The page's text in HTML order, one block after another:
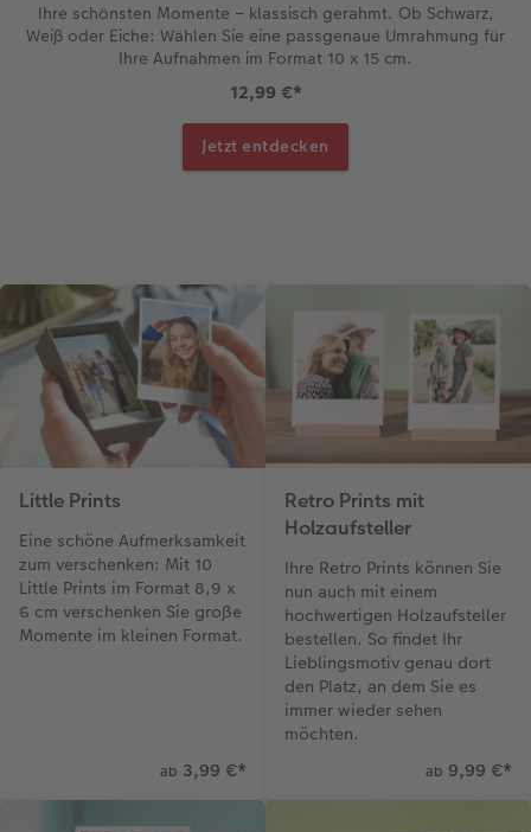
Ihre schönsten Momente – klassisch gerahmt. Ob Schwarz,
Weiß oder Eiche: Wählen Sie eine passgenaue Umrahmung für
Ihre Aufnahmen im Format 10 x 15 cm.
12,99 €*
Jetzt entdecken
Little Prints
Eine schöne Aufmerksamkeit
zum verschenken: Mit 10
Little Prints im Format 8,9 x
6 cm verschenken Sie große
Momente im kleinen Format.
ab 3,99 €*
Retro Prints mit
Holzaufsteller
Ihre Retro Prints können Sie
nun auch mit einem
hochwertigen Holzaufsteller
bestellen. So findet Ihr
Lieblingsmotiv genau dort
den Platz, an dem Sie es
immer wieder sehen
möchten.
ab 9,99 €*